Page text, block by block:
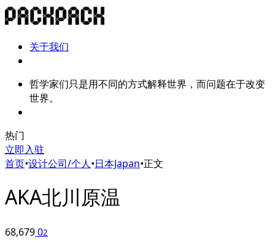
关于我们
哲学家们只是用不同的方式解释世界，而问题在于改变
世界。
热门
立即入驻
首页•设计公司/个人•日本Japan•正文
AKA北川原温
68,67902